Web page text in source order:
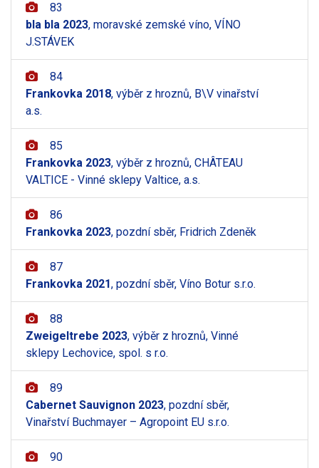
83
bla bla 2023, moravské zemské víno, VÍNO
J.STÁVEK
84
Frankovka 2018, výběr z hroznů, B\V vinařství
a.s.
85
Frankovka 2023, výběr z hroznů, CHÂTEAU
VALTICE - Vinné sklepy Valtice, a.s.
86
Frankovka 2023, pozdní sběr, Fridrich Zdeněk
87
Frankovka 2021, pozdní sběr, Víno Botur s.r.o.
88
Zweigeltrebe 2023, výběr z hroznů, Vinné
sklepy Lechovice, spol. s r.o.
89
Cabernet Sauvignon 2023, pozdní sběr,
Vinařství Buchmayer – Agropoint EU s.r.o.
90